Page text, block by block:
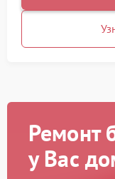
Ремонт
у Вас